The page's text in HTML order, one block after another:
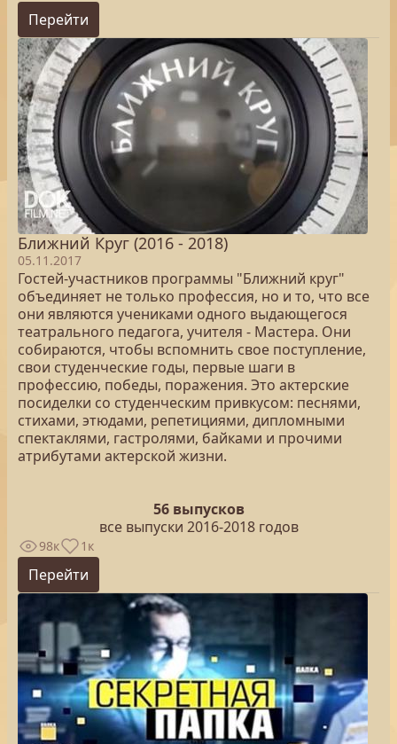
Перейти
Ближний Круг (2016 - 2018)
05.11.2017
Гостей-участников программы "Ближний круг"
объединяет не только профессия, но и то, что все
они являются учениками одного выдающегося
театрального педагога, учителя - Мастера. Они
собираются, чтобы вспомнить свое поступление,
свои студенческие годы, первые шаги в
профессию, победы, поражения. Это актерские
посиделки со студенческим привкусом: песнями,
стихами, этюдами, репетициями, дипломными
спектаклями, гастролями, байками и прочими
атрибутами актерской жизни.
56 выпусков
все выпуски 2016-2018 годов
98к 1к
Перейти